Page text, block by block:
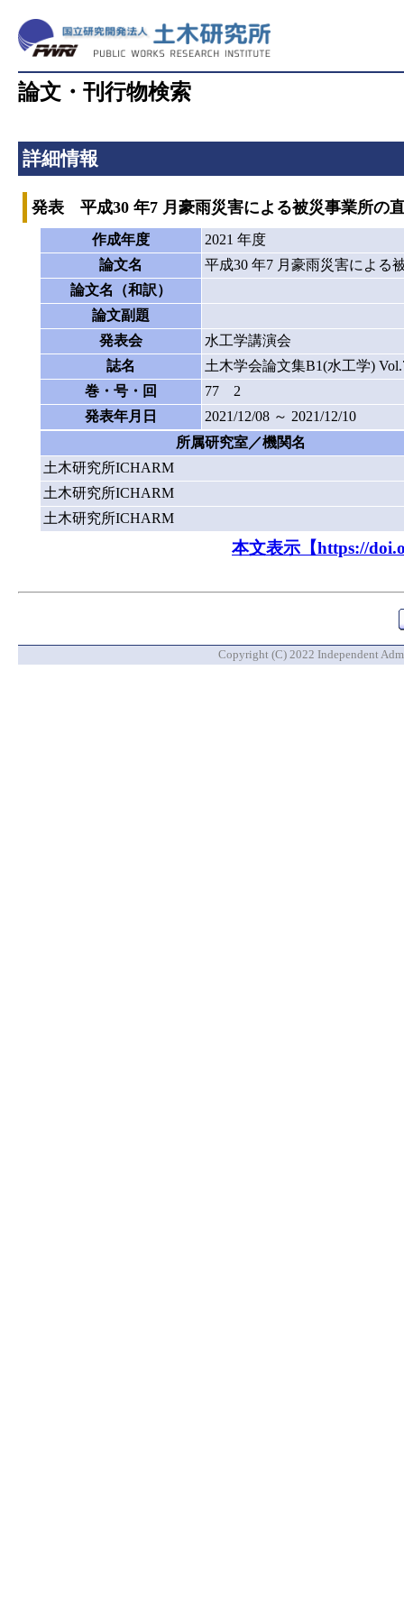
論文・刊行物検索
詳細情報
発表 平成30 年7 月豪雨災害による被災事業所の
作成年度
2021 年度
論文名
平成30 年7 月豪雨災害による
論文名（和訳）
論文副題
発表会
水工学講演会
誌名
土木学会論文集B1(水工学)
巻・号・回
77 2
発表年月日
2021/12/08 ～ 2021/12/10
所属研究室／機関名
土木研究所ICHARM
土木研究所ICHARM
土木研究所ICHARM
本文表示【https://
Copyright (C) 2022 Independent